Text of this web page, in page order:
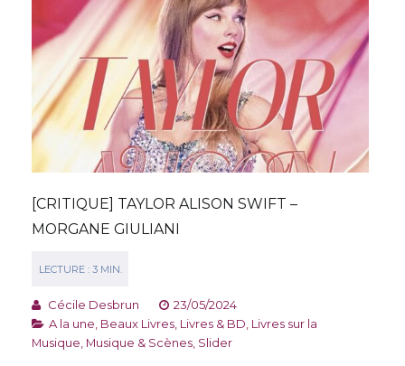
[CRITIQUE] TAYLOR ALISON SWIFT –
MORGANE GIULIANI
Cécile Desbrun
23/05/2024
A la une Beaux Livres Livres & BD Livres sur la
Musique Musique & Scènes Slider